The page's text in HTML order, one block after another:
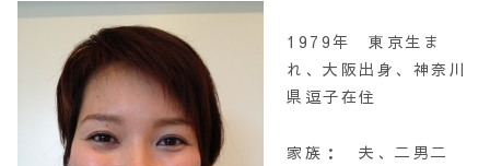
1979年 東京生ま
れ、大阪出身、神奈川
県逗子在住
家族： 夫、二男二